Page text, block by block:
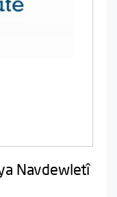
Navdewletî